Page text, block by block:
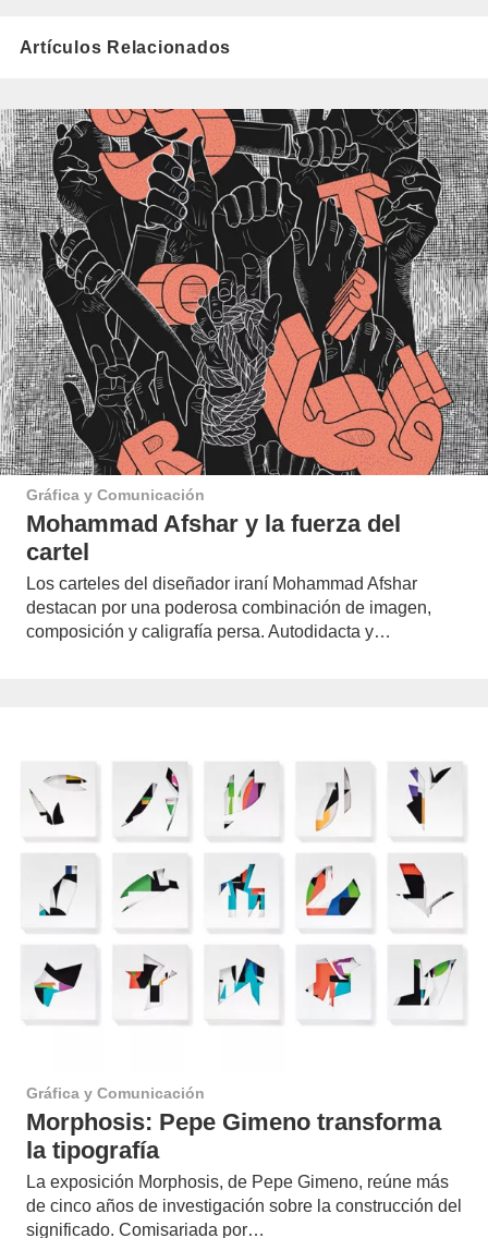
Artículos Relacionados
Gráfica y Comunicación
Mohammad Afshar y la fuerza del
cartel
Los carteles del diseñador iraní Mohammad Afshar
destacan por una poderosa combinación de imagen,
composición y caligrafía persa. Autodidacta y…
Gráfica y Comunicación
Morphosis: Pepe Gimeno transforma
la tipografía
La exposición Morphosis, de Pepe Gimeno, reúne más
de cinco años de investigación sobre la construcción del
significado. Comisariada por…